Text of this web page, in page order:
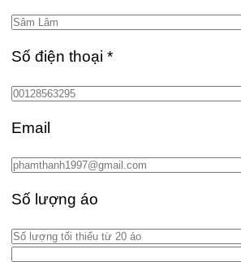
Số điện thoại*
Email
Số lượng áo